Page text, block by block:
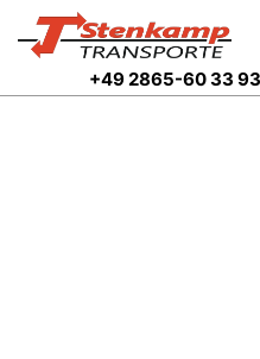
+49 2865-60 33 93